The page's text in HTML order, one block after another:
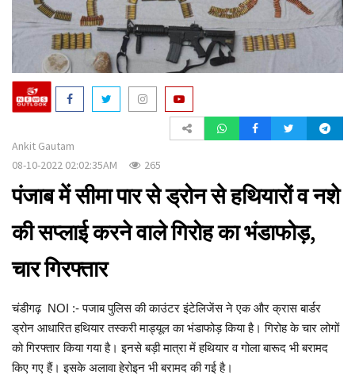
t
o
n
Ankit Gautam
08-10-2022 02:02:35AM
265
पंजाब में सीमा पार से ड्रोन से हथियारों व नशे
की सप्लाई करने वाले गिरोह का भंडाफोड़,
चार गिरफ्तार
चंडीगढ़ NOI :- पजाब पुलिस की काउंटर इंटेलिजेंस ने एक और क्रास बार्डर
ड्रोन आधारित हथियार तस्करी माड्यूल का भंडाफोड़ किया है। गिरोह के चार लोगों
को गिरफ्तार किया गया है। इनसे बड़ी मात्रा में हथियार व गोला बारूद भी बरामद
किए गए हैं। इसके अलावा हेरोइन भी बरामद की गई है।